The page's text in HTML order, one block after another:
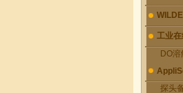
工业
DO
探头